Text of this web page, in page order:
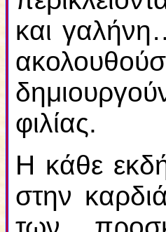
και
φιλίας.
Η κάθε
στην